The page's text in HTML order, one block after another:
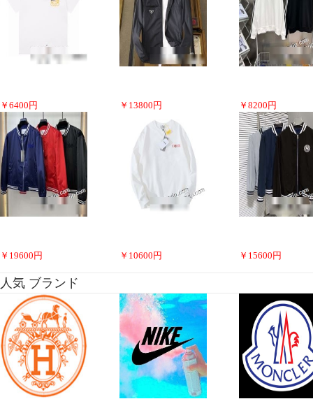
￥ 6400 円 ￥ 13800 円 ￥ 8200 円
￥ 19600 円 ￥ 10600 円 ￥ 15600 円
人気 ブランド